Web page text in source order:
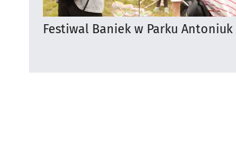
Festiwal Baniek w Parku Antoniuk